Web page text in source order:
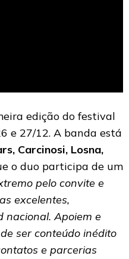
edição do festival
e 27/12. A banda está
Carcinosi, Losna,
o duo participa de um
pelo convite e
excelentes,
Apoiem e
ser conteúdo inédito
e parcerias